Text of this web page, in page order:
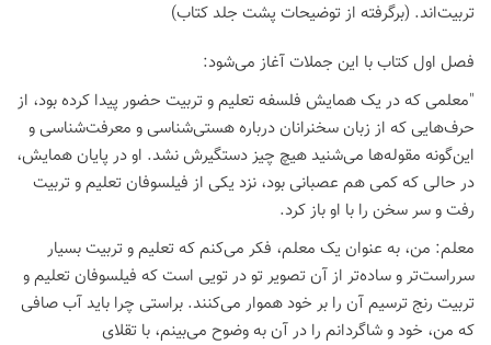
تربیت‌اند. (برگرفته از توضیحات پشت جلد کتاب)
فصل اول کتاب با این جملات آغاز می‌شود:
"معلمی که در یک همایش فلسفه تعلیم و تربیت حضور پیدا کرده بود، از
حرف‌هایی که از زبان سخنرانان درباره هستی‌شناسی و معرفت‌شناسی و
این‌گونه مقوله‌ها می‌شنید هیچ چیز دستگیرش نشد. او در پایان همایش،
در حالی که کمی هم عصبانی بود، نزد یکی از فیلسوفان تعلیم و تربیت
رفت و سر سخن را با او باز کرد.
معلم: من، به عنوان یک معلم، فکر می‌کنم که تعلیم و تربیت بسیار
سرراست‌تر و ساده‌تر از آن تصویر تو در تویی است که فیلسوفان تعلیم و
تربیت رنج ترسیم آن را بر خود هموار می‌کنند. براستی چرا باید آب صافی
که من، خود و شاگردانم را در آن به وضوح می‌بینم، با تقلای